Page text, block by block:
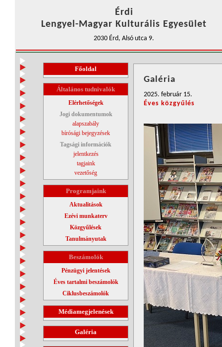
Érdi
Lengyel-Magyar Kulturális Egyesület
2030 Érd, Alsó utca 9.
Főoldal
Általános tudnivalók
Elérhetőségek
Jogi dokumentumok
alapszabály
bírósági bejegyzések
Tagsági információk
jelentkezés
tagjaink
vezetőség
Programjaink
Aktualitások
Ezévi munkaterv
Közgyűlések
Tanulmányutak
Beszámolók
Pénzügyi jelentések
Éves tartalmi beszámolók
Ciklusbeszámolók
Médiamegjelenések
Galéria
Galéria
2025. február 15.
Éves közgyűlés